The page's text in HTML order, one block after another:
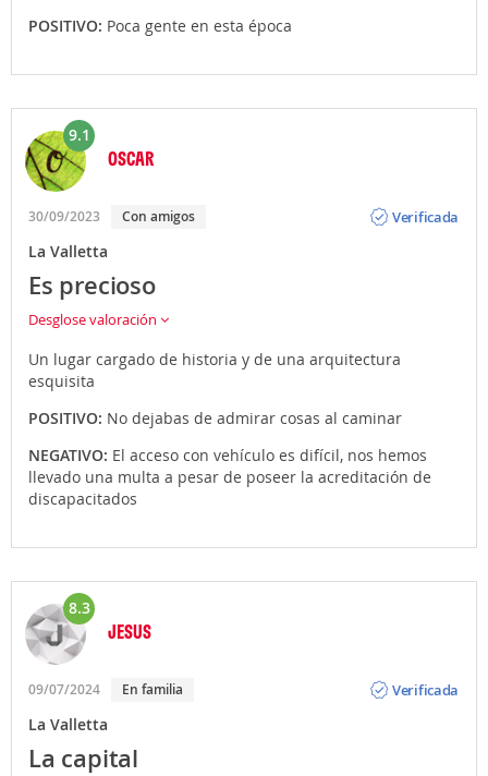
POSITIVO: Poca gente en esta época
9.1
OSCAR
30/09/2023 Con amigos
Verificada
La Valletta
Es precioso
Desglose valoración
Un lugar cargado de historia y de una arquitectura
esquisita
POSITIVO: No dejabas de admirar cosas al caminar
NEGATIVO: El acceso con vehículo es difícil, nos hemos
llevado una multa a pesar de poseer la acreditación de
discapacitados
8.3
JESUS
09/07/2024 En familia
Verificada
La Valletta
La capital